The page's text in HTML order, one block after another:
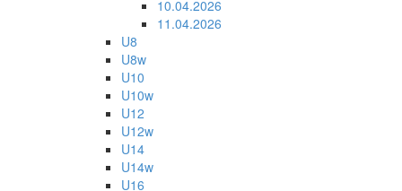
10.04.2026
11.04.2026
U8
U8w
U10
U10w
U12
U12w
U14
U14w
U16